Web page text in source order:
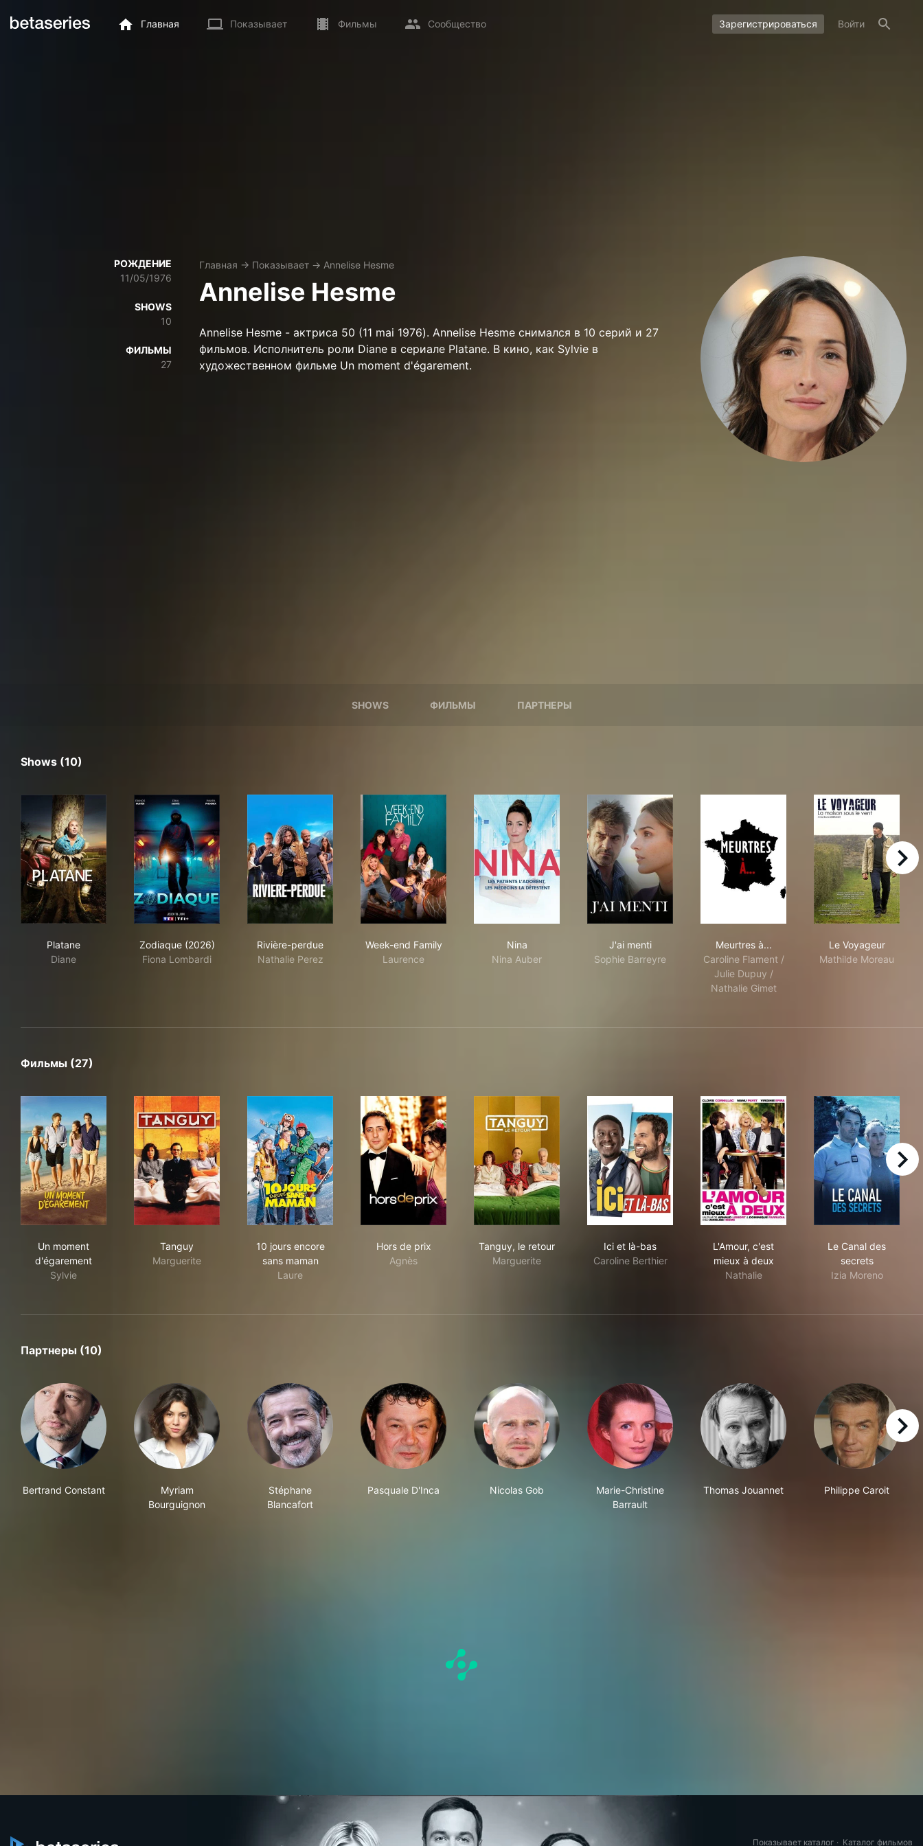
Главная Показывает Фильмы Сообщество Зарегистрироваться Войти
РОЖДЕНИЕ
11/05/1976
SHOWS
10
ФИЛЬМЫ
27
Главная → Показывает → Annelise Hesme
Annelise Hesme
Annelise Hesme - актриса 50 (11 mai 1976). Annelise Hesme снимался в 10 серий и 27
фильмов. Исполнитель роли Diane в сериале Platane. В кино, как Sylvie в
художественном фильме Un moment d'égarement.
SHOWS ФИЛЬМЫ ПАРТНЕРЫ
Shows (10)
Platane
Diane
Zodiaque (2026)
Fiona Lombardi
Rivière-perdue
Nathalie Perez
Week-end Family
Laurence
Nina
Nina Auber
J'ai menti
Sophie Barreyre
Meurtres à...
Caroline Flament /
Julie Dupuy /
Nathalie Gimet
Le Voyageur
Mathilde Moreau
right
Фильмы (27)
Un moment
d'égarement
Sylvie
Tanguy
Marguerite
10 jours encore
sans maman
Laure
Hors de prix
Agnès
Tanguy, le retour
Marguerite
Ici et là-bas
Caroline Berthier
L'Amour, c'est
mieux à deux
Nathalie
Le Canal des
secrets
Izia Moreno
right
Партнеры (10)
Bertrand Constant
Myriam
Bourguignon
Stéphane
Blancafort
Pasquale D'Inca Nicolas Gob
Marie-Christine
Barrault
Thomas Jouannet Philippe Caroit
right
Показывает каталог · Каталог фильмов